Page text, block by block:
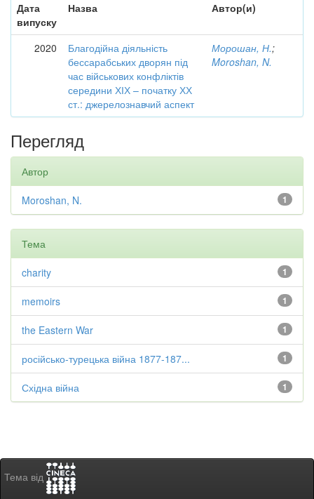
Дата
випуску
Назва Автор(и)
2020
Благодійна діяльність
бессарабських дворян під
час військових конфліктів
середини ХІХ – початку ХХ
ст.: джерелознавчий аспект
Морошан, Н.;
Moroshan, N.
Перегляд
Автор
1
Moroshan, N.
Тема
1
charity
1
memoirs
1
the Eastern War
1
російсько-турецька війна 1877-187...
1
Східна війна
Тема від